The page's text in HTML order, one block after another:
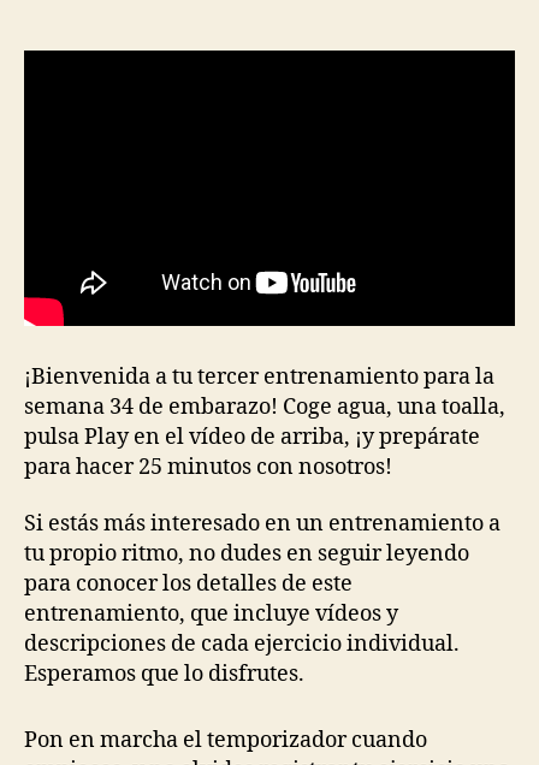
¡Bienvenida a tu tercer entrenamiento para la
semana 34 de embarazo! Coge agua, una toalla,
pulsa Play en el vídeo de arriba, ¡y prepárate
para hacer 25 minutos con nosotros!
Si estás más interesado en un entrenamiento a
tu propio ritmo, no dudes en seguir leyendo
para conocer los detalles de este
entrenamiento, que incluye vídeos y
descripciones de cada ejercicio individual.
Esperamos que lo disfrutes.
Pon en marcha el temporizador cuando